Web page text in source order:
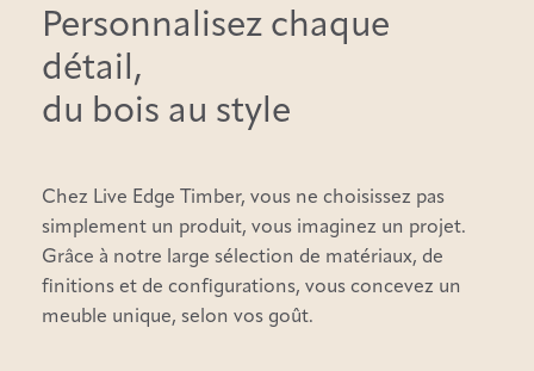
Personnalisez chaque
détail,
du bois au style
Chez Live Edge Timber, vous ne choisissez pas
simplement un produit, vous imaginez un projet.
Grâce à notre large sélection de matériaux, de
finitions et de configurations, vous concevez un
meuble unique, selon vos goût.